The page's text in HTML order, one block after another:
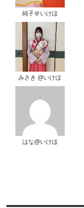
純子＠いけほ
みさき @いけほ
はな@いけほ